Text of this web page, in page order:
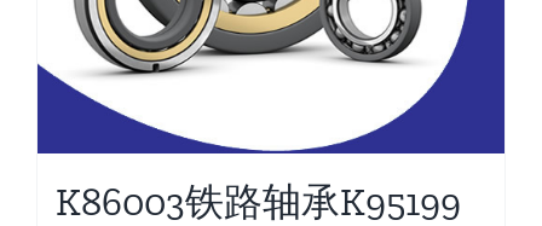
K86003铁路轴承K95199